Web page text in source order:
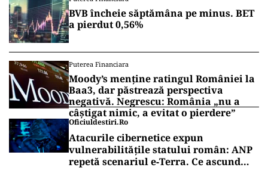
BVB încheie săptămâna pe minus. BET
a pierdut 0,56%
Puterea Financiara
Moody’s menține ratingul României la
Baa3, dar păstrează perspectiva
negativă. Negrescu: România „nu a
câștigat nimic, a evitat o pierdere”
Oficiuldestiri.ro
Atacurile cibernetice expun
vulnerabilitățile statului român: ANP
repetă scenariul e‑Terra. Ce ascund